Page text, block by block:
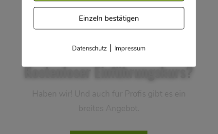
EINVERSTÄNDNISERKLÄRUNG
Kostenloser Einführungskurs?
Einzeln bestätigen
Datenschutz | Impressum